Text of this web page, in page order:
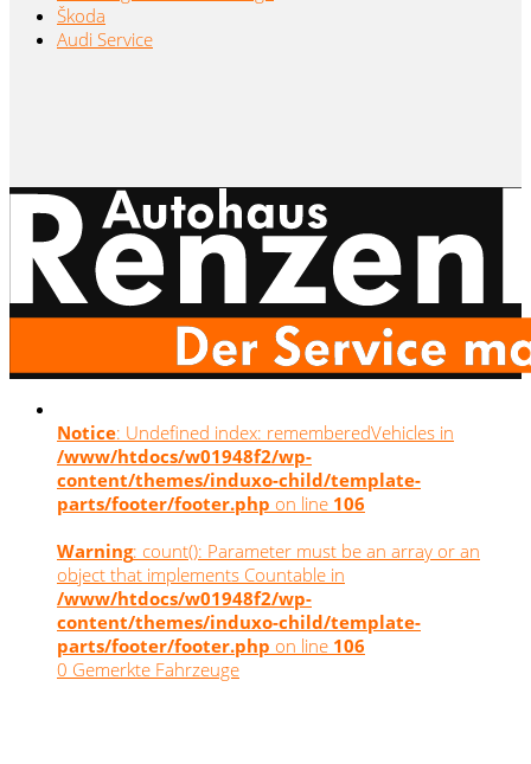
Škoda
Audi Service
Notice: Undefined index: rememberedVehicles in
/www/htdocs/w01948f2/wp-
content/themes/induxo-child/template-
parts/footer/footer.php on line 106
Warning: count(): Parameter must be an array or an
object that implements Countable in
/www/htdocs/w01948f2/wp-
content/themes/induxo-child/template-
parts/footer/footer.php on line 106
0 Gemerkte Fahrzeuge